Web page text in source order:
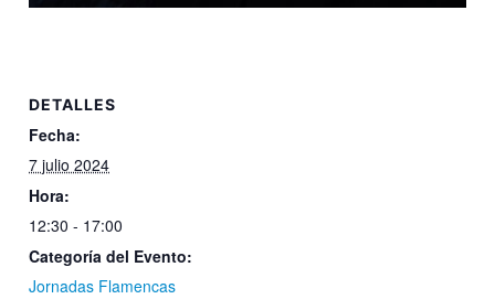
DETALLES
Fecha:
7 julio 2024
Hora:
12:30 - 17:00
Categoría del Evento:
Jornadas Flamencas